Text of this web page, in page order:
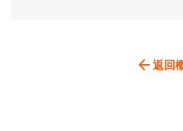
返回
arrow_back